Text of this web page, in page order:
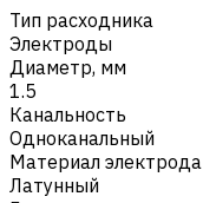
Тип расходника
Электроды
Диаметр, мм
1.5
Канальность
Одноканальный
Материал электрода
Латунный